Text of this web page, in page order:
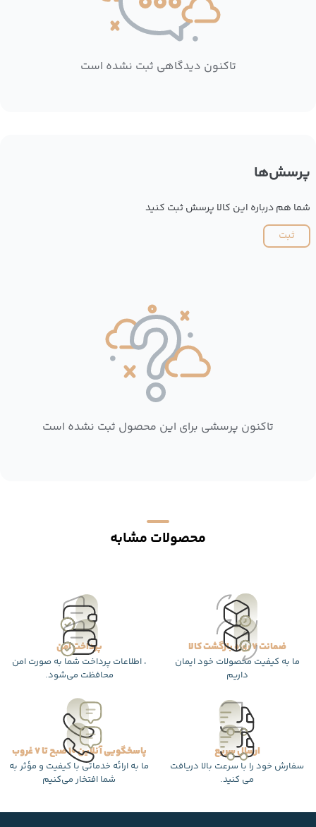
تاکنون دیدگاهی ثبت نشده است
پرسش‌ها
شما هم درباره این کالا پرسش ثبت کنید
ثبت
تاکنون پرسشی برای این محصول ثبت نشده است
محصولات مشابه
ضمانت 7 روزه بازگشت کالا
ما به کیفیت محصولات خود ایمان
داریم
پرداخت امن
، اطلاعات پرداخت شما به صورت امن
محافظت می‌شود.
ارسال سریع
سفارش خود را با سرعت بالا دریافت
می کنید.
پاسخگویی آنلاین 10 صبح تا 7 غروب
ما به ارائه خدماتی با کیفیت و مؤثر به
شما افتخار می‌کنیم